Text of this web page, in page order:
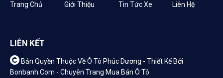
Trang Chủ Giới Thiệu Tin Tức Xe Liên Hệ
LIÊN KẾT
Bản Quyền Thuộc Về Ô Tô Phúc Dương - Thiết Kế Bởi
Bonbanh.com - Chuyên Trang Mua Bán Ô Tô